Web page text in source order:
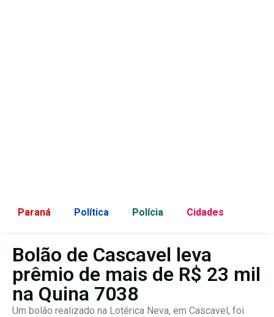
Paraná Política Polícia Cidades
Bolão de Cascavel leva
prêmio de mais de R$ 23 mil
na Quina 7038
Um bolão realizado na Lotérica Neva, em Cascavel, foi